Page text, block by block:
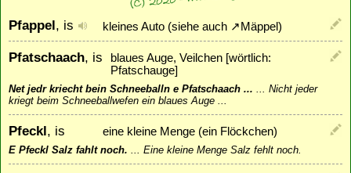
Pfappel, is kleines Auto (siehe auch ↗ Mäppel)
Pfatschaach, is
blaues Auge, Veilchen [wörtlich:
Pfatschauge]
Net jedr kriecht bein Schneeballn e Pfatschaach ... ... Nicht jeder
kriegt beim Schneeballwefen ein blaues Auge ...
Pfeckl, is eine kleine Menge (ein Flöckchen)
E Pfeckl Salz fahlt noch. ... Eine kleine Menge Salz fehlt noch.